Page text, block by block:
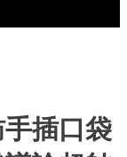
插口袋